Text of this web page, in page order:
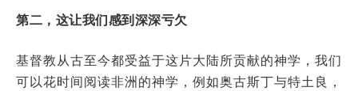
第二，这让我们感到深深亏欠
基督教从古至今都受益于这片大陆所贡献的神学，我们
可以花时间阅读非洲的神学，例如奥古斯丁与特土良，